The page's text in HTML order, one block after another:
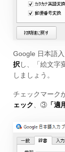
Google 日本語
択 し、「絵文字
しましょう。
チェックマーク
ェック
、③「適